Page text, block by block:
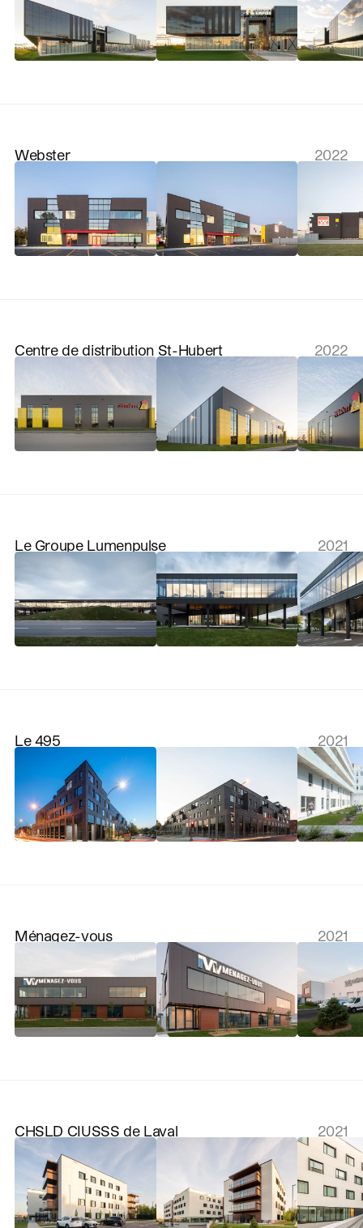
2022
Webster
2022
Centre de distribution St-Hubert
2021
Le Groupe Lumenpulse
2021
Le 495
2021
Ménagez-vous
2021
CHSLD CIUSSS de Laval